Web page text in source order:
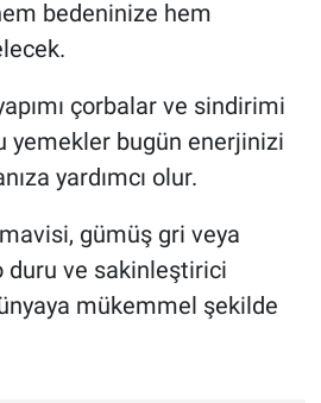
bedeninize hem
çorbalar ve sindirimi
yemekler bugün enerjinizi
yardımcı olur.
gümüş gri veya
duru ve sakinleştirici
mükemmel şekilde